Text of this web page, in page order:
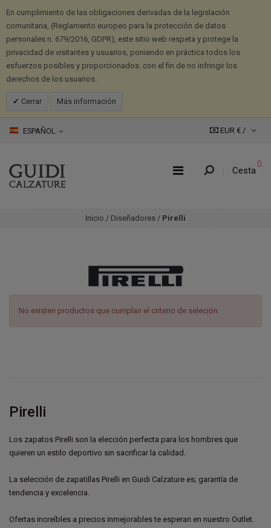
En cumplimiento de las obligaciones derivadas de la legislación
comunitaria, (Reglamento europeo para la protección de datos
personales n. 679/2016, GDPR), este sitio web respeta y protege la
privacidad de visitantes y usuarios, poniendo en práctica todos los
esfuerzos posibles y proporcionados. con el fin de no infringir los
derechos de los usuarios.
Cerrar Más información
ESPAÑOL EUR € /
Cesta
0
Inicio / Diseñadores / Pirelli
No existen productos que cumplan el criterio de seleción
Pirelli
Los zapatos Pirelli son la elección perfecta para los hombres que
quieren un estilo deportivo sin sacrificar la calidad.
La selección de zapatillas Pirelli en Guidi Calzature es; garantía de
tendencia y excelencia.
Ofertas increíbles a precios inmejorables te esperan en nuestro Outlet.